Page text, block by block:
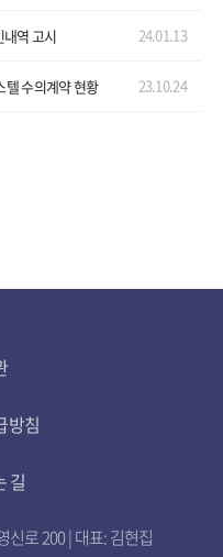
역 고시 24.01.13
텔 수의계약 현황 23.10.24
방침
길
신로 200 | 대표: 김현집